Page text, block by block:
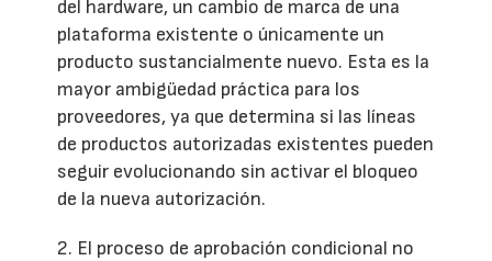
del hardware, un cambio de marca de una
plataforma existente o únicamente un
producto sustancialmente nuevo. Esta es la
mayor ambigüedad práctica para los
proveedores, ya que determina si las líneas
de productos autorizadas existentes pueden
seguir evolucionando sin activar el bloqueo
de la nueva autorización.
2. El proceso de aprobación condicional no